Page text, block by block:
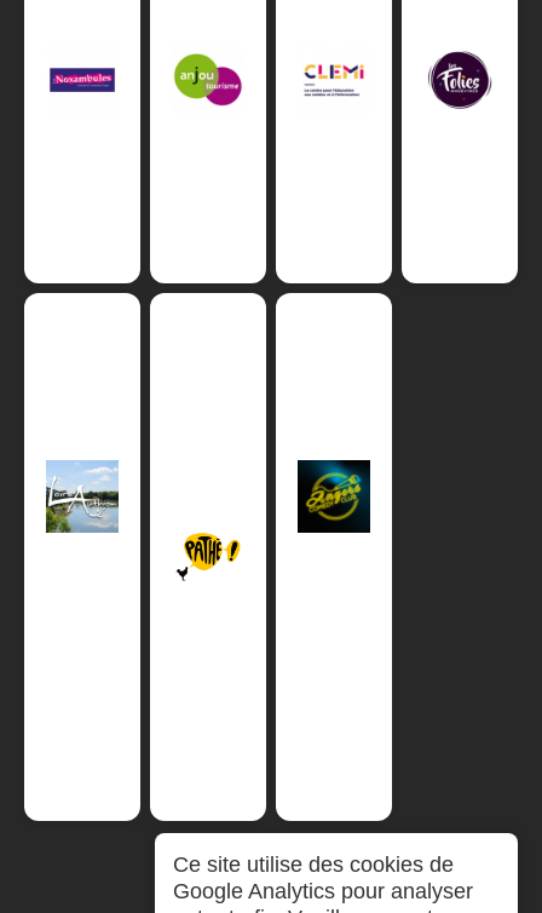
Ce site utilise des cookies de
Google Analytics pour analyser